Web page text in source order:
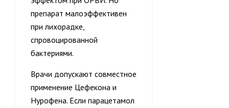
препарат малоэффективен
при лихорадке,
спровоцированной
бактериями.
Врачи допускают совместное
применение Цефекона и
Нурофена. Если парацетамол